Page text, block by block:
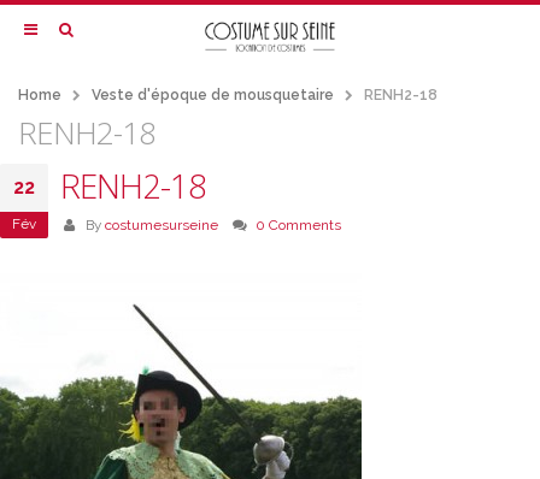
Home Veste d'époque de mousquetaire RENH2-18
RENH2-18
22
Fév
RENH2-18
By costumesurseine 0 Comments